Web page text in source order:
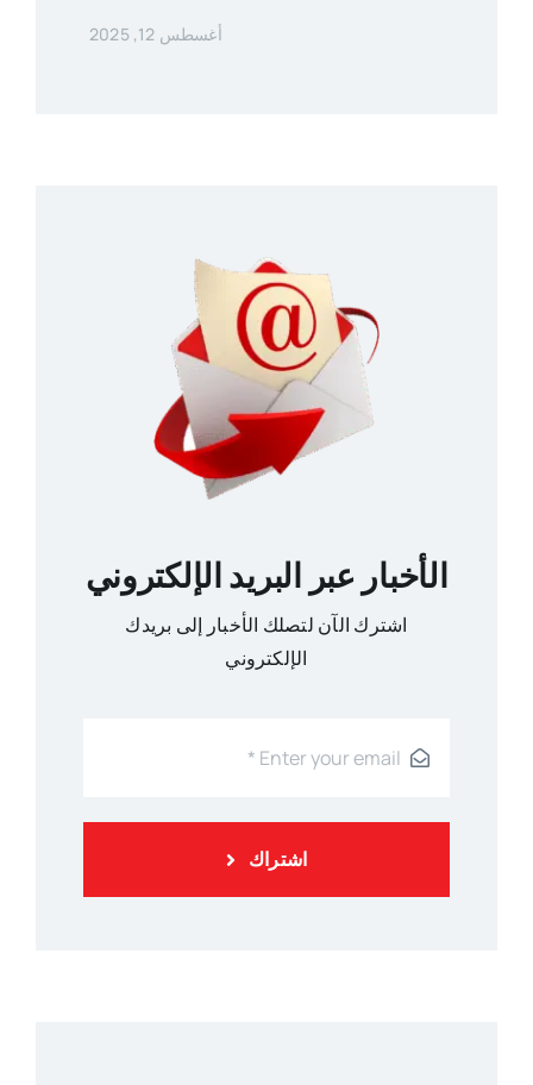
أغسطس 12, 2025
الأخبار عبر البريد الإلكتروني
اشترك الآن لتصلك الأخبار إلى بريدك
الإلكتروني
اشتراك